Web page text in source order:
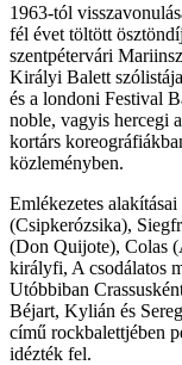
1963-tól
fél évet töltött
szentpétervári
Királyi Balett
és a londoni Festival
noble, vagyis hercegi
kortárs
közleményben.
Emlékezetes
(Csipkerózsika),
(Don Quijote), Colas
királyfi, A csodálatos
Utóbbiban
Béjart, Kylián és
című rockbalettjében
idézték fel.